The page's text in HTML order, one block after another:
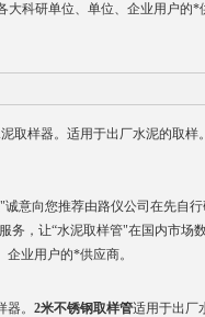
大科研单位、单位、企业用户的*
取样器。适用于出厂水泥的取
意向您推荐由路仪公司在先自
务，让“水泥取样管"在国内市场
业用户的*供应商。
。 2米不锈钢取样管适用于出厂